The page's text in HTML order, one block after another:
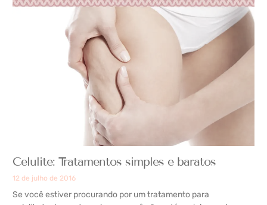
Celulite: Tratamentos simples e baratos
12 de julho de 2016
Se você estiver procurando por um tratamento para